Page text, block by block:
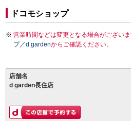
ドコモショップ
営業時間などは変更となる場合がござい
プ／d gardenからご確認ください。
店舗名
d garden長住店